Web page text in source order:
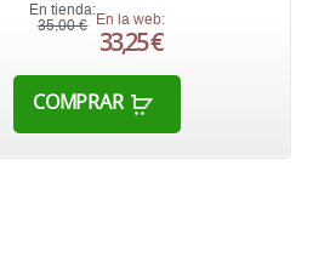
En tienda:
35,00 €
En la web:
33,25 €
COMPRAR